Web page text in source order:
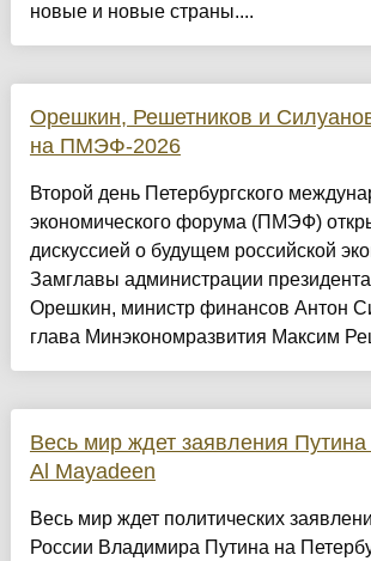
новые и новые страны....
Орешкин, Решетников и
на ПМЭФ-2026
Второй день Петербургского
экономического форума (ПМЭФ)
дискуссией о будущем российской
Замглавы администрации
Орешкин, министр финансов Антон
глава Минэкономразвития Максим
Весь мир ждет заявления
Al Mayadeen
Весь мир ждет политических
России Владимира Путина на